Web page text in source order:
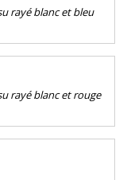
rayé blanc et bleu
rayé blanc et rouge